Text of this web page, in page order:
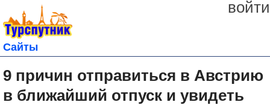
войти
Сайты
9 причин отправиться в Австрию
в ближайший отпуск и увидеть